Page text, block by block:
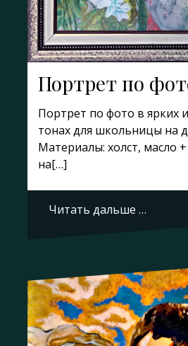
Портрет по
Портрет по фото в ярких
тонах для школьницы на
Материалы: холст, масло
на[…]
Читать дальше …